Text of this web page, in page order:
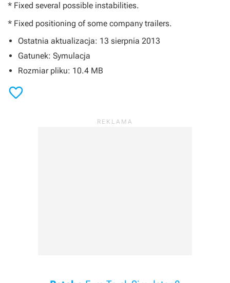
* Fixed several possible instabilities.
* Fixed positioning of some company trailers.
Ostatnia aktualizacja: 13 sierpnia 2013
Gatunek: Symulacja
Rozmiar pliku: 10.4 MB
